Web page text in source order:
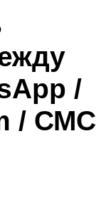
/
/ СМС